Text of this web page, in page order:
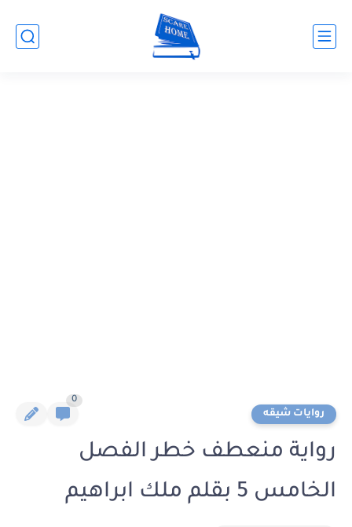
روايات شيقه
0
رواية منعطف خطر الفصل
الخامس 5 بقلم ملك ابراهيم